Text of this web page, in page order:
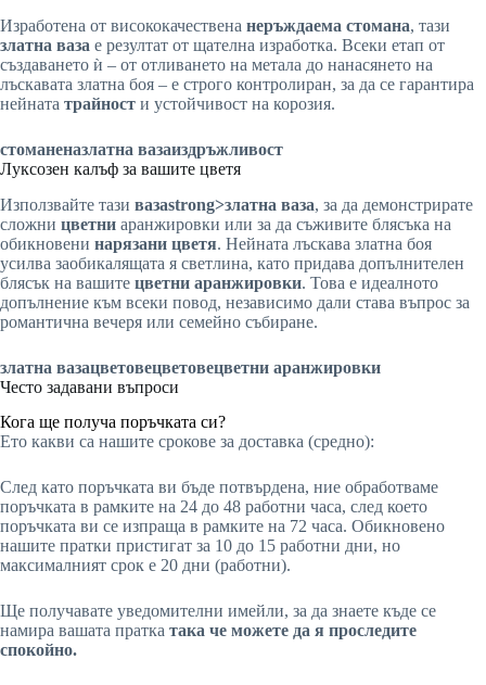
Изработена от висококачествена неръждаема стомана, тази
златна ваза е резултат от щателна изработка. Всеки етап от
създаването ѝ – от отливането на метала до нанасянето на
лъскавата златна боя – е строго контролиран, за да се гарантира
нейната трайност и устойчивост на корозия.
стоманеназлатна вазаиздръжливост
Луксозен калъф за вашите цветя
Използвайте тази вазаstrong>златна ваза, за да демонстрирате
сложни цветни аранжировки или за да съживите блясъка на
обикновени нарязани цветя. Нейната лъскава златна боя
усилва заобикалящата я светлина, като придава допълнителен
блясък на вашите цветни аранжировки. Това е идеалното
допълнение към всеки повод, независимо дали става въпрос за
романтична вечеря или семейно събиране.
златна вазацветовецветовецветни аранжировки
Често задавани въпроси
Кога ще получа поръчката си?
Ето какви са нашите срокове за доставка (средно):
След като поръчката ви бъде потвърдена, ние обработваме
поръчката в рамките на 24 до 48 работни часа, след което
поръчката ви се изпраща в рамките на 72 часа. Обикновено
нашите пратки пристигат за 10 до 15 работни дни, но
максималният срок е 20 дни (работни).
Ще получавате уведомителни имейли, за да знаете къде се
намира вашата пратка така че можете да я проследите
спокойно.